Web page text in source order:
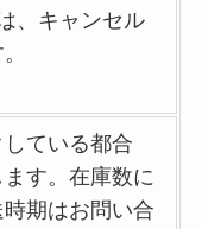
、キャンセル
ている都合
ます。在庫数に
期はお問い合